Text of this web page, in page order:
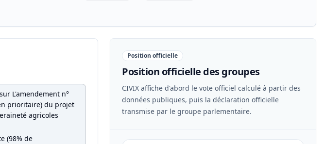
L'amendement n°
prioritaire) du projet
agricoles
(98% de
Position officielle
Position officielle des groupes
CIVIX affiche d'abord le vote officiel calculé à partir des
données publiques, puis la déclaration officielle
transmise par le groupe parlementaire.